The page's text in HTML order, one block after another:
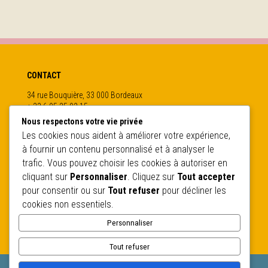
CONTACT
34 rue Bouquière, 33 000 Bordeaux
+ 33 6 95 25 02 15
contact@clic-architectes.fr
SUIVEZ-NOUS
Instagram
Facebook
CLIC ARCHITECTES
À propos
Missions
Projets
Contact
LEGAL
Politique de confidentialité
Mentions légales
Nous respectons votre vie privée
Les cookies nous aident à améliorer votre expérience,
à fournir un contenu personnalisé et à analyser le
trafic. Vous pouvez choisir les cookies à autoriser en
cliquant sur Personnaliser . Cliquez sur Tout accepter
pour consentir ou sur Tout refuser pour décliner les
cookies non essentiels.
Personnaliser
Tout refuser